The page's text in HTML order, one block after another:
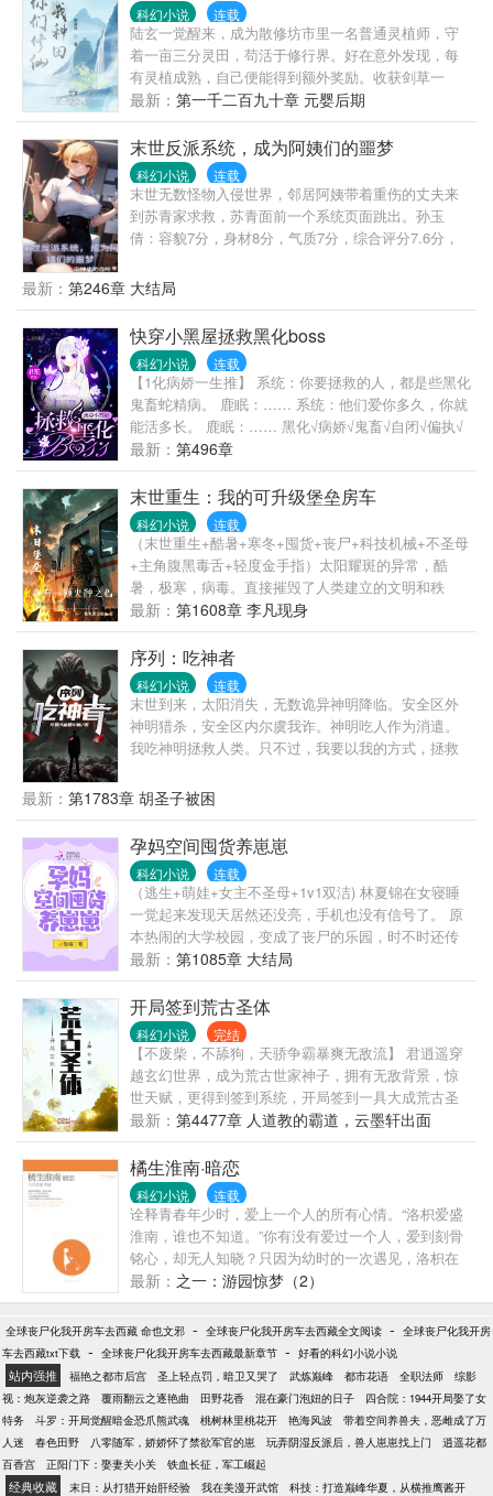
科幻小说 连载
陆玄一觉醒来，成为散修坊市里一名普通灵植师，守
着一亩三分灵田，苟活于修行界。好在意外发现，每
有灵植成熟，自己便能得到额外奖励。收获剑草一
株，获得剑丸一枚。收获玄虫藤一株，获得隐星砂一
份。收获幽泉花一朵，获得螟焰丹丹方一张。……从
此，他便安分守住自家灵田，坐看修行界风起云涌，
沧海桑田。“什么切磋斗法，秘境探索，寻仙缘，得法
宝……通通与我无关！”“我只想安安静静的种田。”
最新： 第一千二百九十章 元婴后期
末世反派系统，成为阿姨们的噩梦
科幻小说 连载
末世无数怪物入侵世界，邻居阿姨带着重伤的丈夫来
到苏青家求救，苏青面前一个系统页面跳出。孙玉
倩：容貌7分，身材8分，气质7分，综合评分7.6分，
以治疗重伤的人。青灵剑：稀有物品，自带效果青灵
剑气。暗影武士：稀有物品，使用后可以召唤一名可
隐藏在影子里的暗影武士。
最新： 第246章 大结局
快穿小黑屋拯救黑化boss
科幻小说 连载
【1化病娇一生推】 系统：你要拯救的人，都是些黑化
鬼畜蛇精病。 鹿眠：…… 系统：他们爱你多久，你就
能活多长。 鹿眠：…… 黑化√病娇√鬼畜√自闭√偏执√
精分√女装大佬……虽然这些急需被解救的灵魂碎片性
格各异，但是为了活下去，鹿眠表示通通不在话下！
只是……她曾经尽心尽力养育施恩的狼崽子们，最后
都想将她关进小黑屋？！
最新： 第496章
末世重生：我的可升级堡垒房车
科幻小说 连载
（末世重生+酷暑+寒冬+囤货+丧尸+科技机械+不圣母
+主角腹黑毒舌+轻度金手指）太阳耀斑的异常，酷
暑，极寒，病毒。直接摧毁了人类建立的文明和秩
序。一颗高等文明的科技球，带着李凡的记忆重回到
了大学时期的李凡身上。重生一世，李凡是否能真正
的活出自我，拭目以待。
最新： 第1608章 李凡现身
序列：吃神者
科幻小说 连载
末世到来，太阳消失，无数诡异神明降临。安全区外
神明猎杀，安全区内尔虞我诈。神明吃人作为消遣。
我吃神明拯救人类。只不过，我要以我的方式，拯救
最新： 第1783章 胡圣子被困
孕妈空间囤货养崽崽
科幻小说 连载
（逃生+萌娃+女主不圣母+1v1双洁) 林夏锦在女寝睡
一觉起来发现天居然还没亮，手机也没有信号了。 原
本热闹的大学校园，变成了丧尸的乐园，时不时还传
来诡异的嘶吼声，惨叫声… 逃命都来不及的林夏锦发
现自己怀孕了！ 看着自己越来越大的肚子， 胎教，营
养，玩具一个不能少。 别人杀丧尸那是为了抢夺食
物，林夏锦杀丧尸是为了囤玩具，囤尿不湿！囤婴儿
物资！ 可是突然冒出来一个男人，居然要跟她一
起？！本来以为是要和她抢物资！ 这货突然告诉她，
这是给他们的儿子准备的！ 林夏锦看着这一脸认真帅
气的脸，我把你当队友，你却拿我媳妇？？
最新： 第1085章 大结局
开局签到荒古圣体
科幻小说 完结
【不废柴，不舔狗，天骄争霸暴爽无敌流】 君逍遥穿
越玄幻世界，成为荒古世家神子，拥有无敌背景，惊
世天赋，更得到签到系统，开局签到一具大成荒古圣
体。 在泰岳古碑签到，获得六星奖励，神象镇狱劲！
在十岁宴上签到，获得七星奖励，至尊骨！ 在青铜仙
殿签到，获得八星奖励，万物母气鼎！ 在无边界海签
到，获得十星奖励，他化自在大法！ 无数年后，君逍
遥盘坐九霄，剑指苍天道：“九天十地，我主沉浮，仙
路尽头，我为巅峰！”
最新： 第4477章 人道教的霸道，云墨轩出面
橘生淮南·暗恋
科幻小说 连载
诠释青春年少时，爱上一个人的所有心情。“洛枳爱盛
淮南，谁也不知道。”你有没有爱过一个人，爱到刻骨
铭心，却无人知晓？只因为幼时的一次遇见，洛枳在
长达十一年的时光里，都有一个隐隐约约的盛淮南。
他的再次出现，是那么光芒万丈，从此以后，洛枳的
日记成了只属于他一个人的独幕剧。洛枳爱的那么卑
微，那么细致，又那么骄傲，她的心魔成长得如此迅
猛，再也无法简简单单地收复得了。他就在那里，在
洛枳的心里，在洛枳的眼前，只需要迈出一步，就能
够打破这十几年的距离。可是世界上最远的距离，不
是爱着你，你不知道，而是爱着你，却触碰不到。北
京烦嚣的城中，像遥远北方的振华高中，让洛枳无处
可逃。
最新： 之一：游园惊梦（2）
全球丧尸化我开房车去西藏 命也文邪 - 全球丧尸化我开房车去西藏全文阅读 - 全球丧尸化我开房
车去西藏txt下载 - 全球丧尸化我开房车去西藏最新章节 - 好看的科幻小说小说
站内强推 福艳之都市后宫 圣上轻点罚，暗卫又哭了 武炼巅峰 都市花语 全职法师
综影
视：炮灰逆袭之路
覆雨翻云之逐艳曲 田野花香 混在豪门泡妞的日子
四合院：1944开局娶了女
特务
斗罗：开局觉醒暗金恐爪熊武魂 桃树林里桃花开 艳海风波
带着空间养兽夫，恶雌成了万
人迷
春色田野 八零随军，娇娇怀了禁欲军官的崽 玩弄阴湿反派后，兽人崽崽找上门
逍遥花都
百香宫
正阳门下：娶妻关小关 铁血长征，军工崛起
经典收藏 末日：从打猎开始肝经验 我在美漫开武馆
科技：打造巅峰华夏，从横推鹰酱开